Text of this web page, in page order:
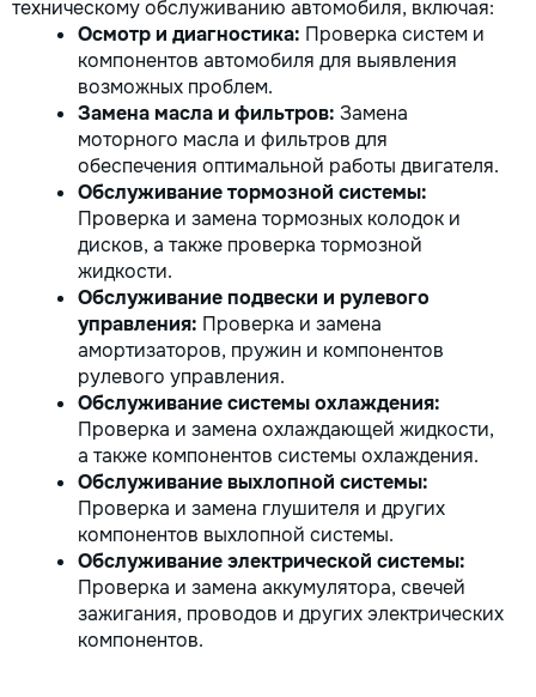
техническому обслуживанию автомобиля, включая:
Осмотр и диагностика: Проверка систем и
компонентов автомобиля для выявления
возможных проблем.
Замена масла и фильтров: Замена
моторного масла и фильтров для
обеспечения оптимальной работы двигателя.
Обслуживание тормозной системы:
Проверка и замена тормозных колодок и
дисков, а также проверка тормозной
жидкости.
Обслуживание подвески и рулевого
управления: Проверка и замена
амортизаторов, пружин и компонентов
рулевого управления.
Обслуживание системы охлаждения:
Проверка и замена охлаждающей жидкости,
а также компонентов системы охлаждения.
Обслуживание выхлопной системы:
Проверка и замена глушителя и других
компонентов выхлопной системы.
Обслуживание электрической системы:
Проверка и замена аккумулятора, свечей
зажигания, проводов и других электрических
компонентов.